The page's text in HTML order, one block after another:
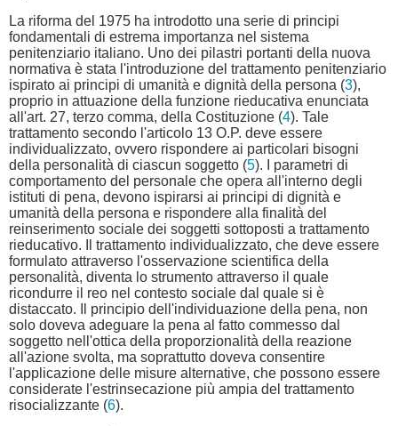
La riforma del 1975 ha introdotto una serie di principi
fondamentali di estrema importanza nel sistema
penitenziario italiano. Uno dei pilastri portanti della nuova
normativa è stata l'introduzione del trattamento penitenziario
ispirato ai principi di umanità e dignità della persona (3),
proprio in attuazione della funzione rieducativa enunciata
all'art. 27, terzo comma, della Costituzione (4). Tale
trattamento secondo l'articolo 13 O.P. deve essere
individualizzato, ovvero rispondere ai particolari bisogni
della personalità di ciascun soggetto (5). I parametri di
comportamento del personale che opera all'interno degli
istituti di pena, devono ispirarsi ai principi di dignità e
umanità della persona e rispondere alla finalità del
reinserimento sociale dei soggetti sottoposti a trattamento
rieducativo. Il trattamento individualizzato, che deve essere
formulato attraverso l'osservazione scientifica della
personalità, diventa lo strumento attraverso il quale
ricondurre il reo nel contesto sociale dal quale si è
distaccato. Il principio dell'individuazione della pena, non
solo doveva adeguare la pena al fatto commesso dal
soggetto nell'ottica della proporzionalità della reazione
all'azione svolta, ma soprattutto doveva consentire
l'applicazione delle misure alternative, che possono essere
considerate l'estrinsecazione più ampia del trattamento
risocializzante (6).